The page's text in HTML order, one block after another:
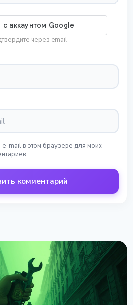
через email
e-mail в этом браузере для моих
комментарий